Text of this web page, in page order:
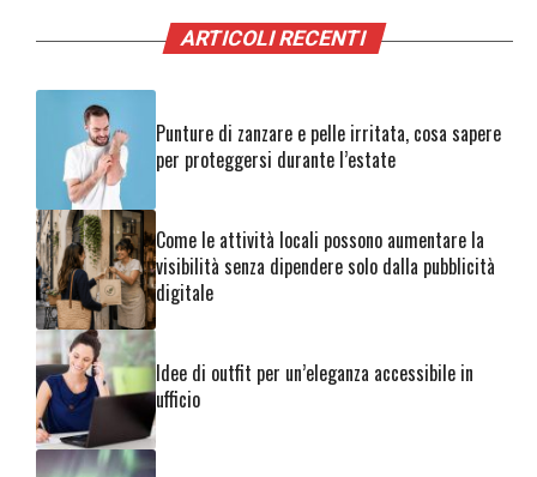
ARTICOLI RECENTI
Punture di zanzare e pelle irritata, cosa sapere
per proteggersi durante l’estate
Come le attività locali possono aumentare la
visibilità senza dipendere solo dalla pubblicità
digitale
Idee di outfit per un’eleganza accessibile in
ufficio